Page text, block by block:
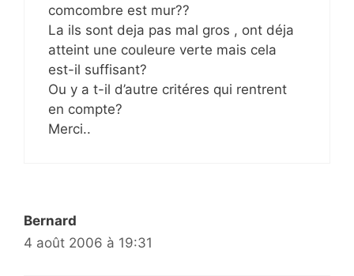
comcombre est mur??
La ils sont deja pas mal gros , ont déja
atteint une couleure verte mais cela
est-il suffisant?
Ou y a t-il d’autre critéres qui rentrent
en compte?
Merci..
Bernard
4 août 2006 à 19:31